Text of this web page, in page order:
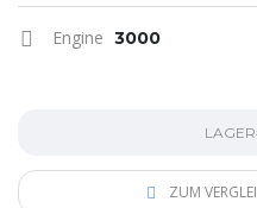
Engine 3000
ZUM